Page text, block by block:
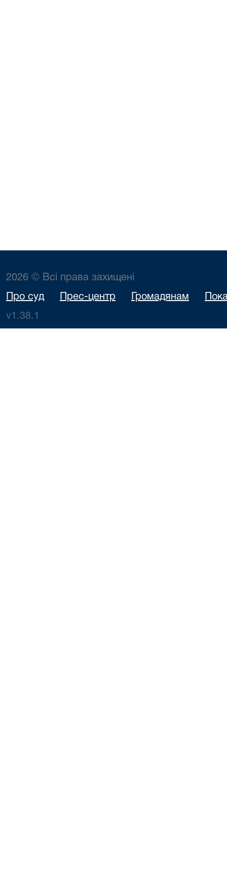
2026 © Всі права захищені
Про суд Прес-центр Громадянам
v1.38.1